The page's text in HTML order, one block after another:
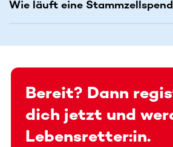
Wie läuft eine
Bereit? Dann
dich jetzt und
Lebensretter:in.